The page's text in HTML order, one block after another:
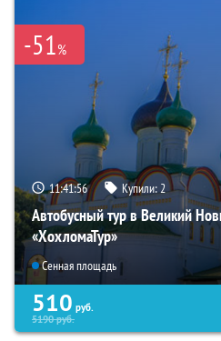
-51%
11:41:55 Купили:2
Автобусный тур в Великий
«ХохломаТур»
Сенная площадь
510 руб.
5190руб.